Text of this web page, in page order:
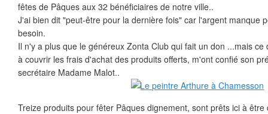
fêtes de Pâques aux 32 bénéficiaires de notre ville..
J'ai bien dit "peut-être pour la dernière fois" car l'argent manque
besoin.
Il n'y a plus que le généreux Zonta Club qui fait un don ...mais
à couvrir les frais d'achat des produits offerts, m'ont confié son
secrétaire Madame Malot..
Treize produits pour fêter Pâques dignement, sont prêts ici à être